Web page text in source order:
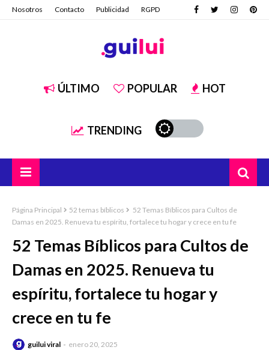
Nosotros Contacto Publicidad RGPD
ÚLTIMO POPULAR HOT
TRENDING
Página Principal 52 temas bíblicos
52 Temas Bíblicos para Cultos de
Damas en 2025. Renueva tu espíritu, fortalece tu hogar y crece en tu fe
52 Temas Bíblicos para Cultos de
Damas en 2025. Renueva tu
espíritu, fortalece tu hogar y
crece en tu fe
guilui viral enero 20, 2025